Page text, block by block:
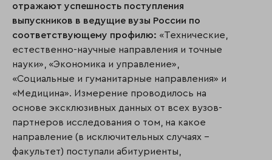
отражают успешность поступления
выпускников в ведущие вузы России по
соответствующему профилю: «Технические,
естественно-научные направления и точные
науки», «Экономика и управление»,
«Социальные и гуманитарные направления» и
«Медицина». Измерение проводилось на
основе эксклюзивных данных от всех вузов-
партнеров исследования о том, на какое
направление (в исключительных случаях –
факультет) поступали абитуриенты,